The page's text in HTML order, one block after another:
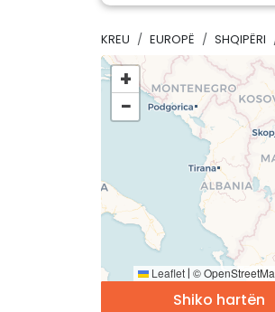
KREU EUROPË SHQIPËRI
+
−
Leaflet | ©
Shiko hartën